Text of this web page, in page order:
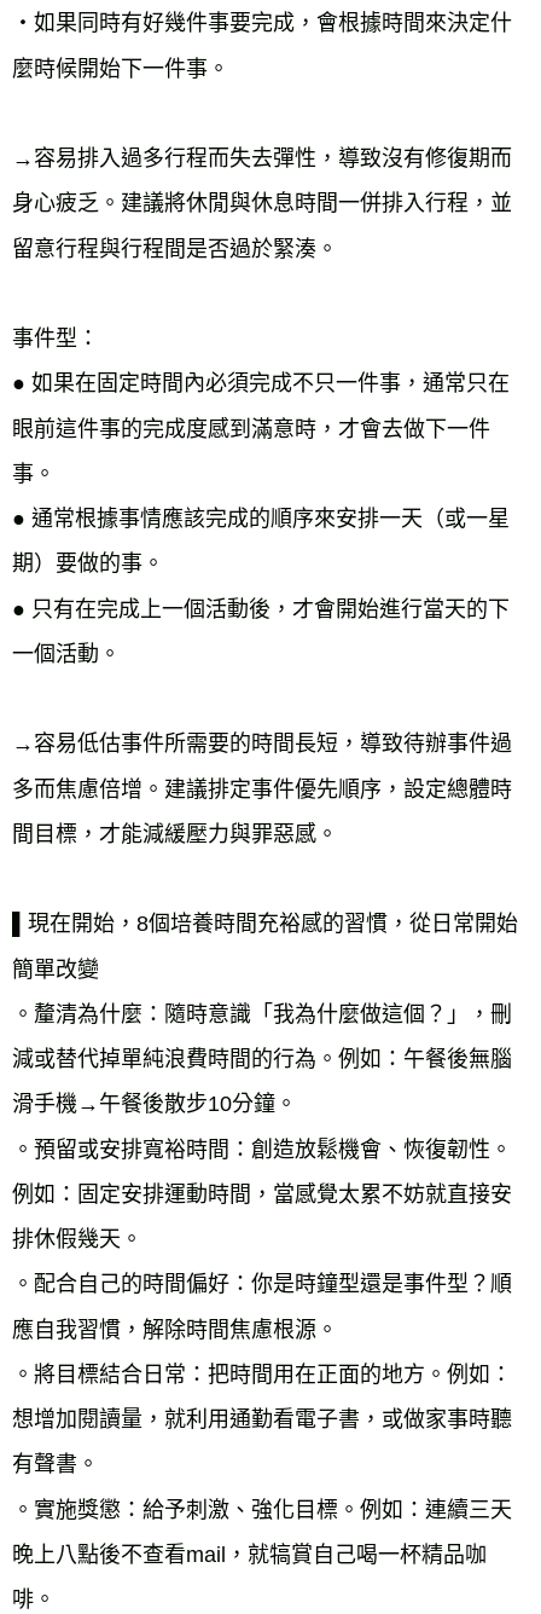
‧如果同時有好幾件事要完成，會根據時間來決定什
麼時候開始下一件事。
→容易排入過多行程而失去彈性，導致沒有修復期而
身心疲乏。建議將休閒與休息時間一併排入行程，並
留意行程與行程間是否過於緊湊。
● 如果在固定時間內必須完成不只一件事，通常只在
眼前這件事的完成度感到滿意時，才會去做下一件
● 通常根據事情應該完成的順序來安排一天（或一星
● 只有在完成上一個活動後，才會開始進行當天的下
一個活動。
→容易低估事件所需要的時間長短，導致待辦事件過
多而焦慮倍增。建議排定事件優先順序，設定總體時
間目標，才能減緩壓力與罪惡感。
▌現在開始，8個培養時間充裕感的習慣，從日常開始
簡單改變
。釐清為什麼：隨時意識「我為什麼做這個？」，刪
減或替代掉單純浪費時間的行為。例如：午餐後無腦
滑手機→午餐後散步10分鐘。
。預留或安排寬裕時間：創造放鬆機會、恢復韌性。
例如：固定安排運動時間，當感覺太累不妨就直接安
排休假幾天。
。配合自己的時間偏好：你是時鐘型還是事件型？順
應自我習慣，解除時間焦慮根源。
。將目標結合日常：把時間用在正面的地方。例如：
想增加閱讀量，就利用通勤看電子書，或做家事時聽
有聲書。
。實施獎懲：給予刺激、強化目標。例如：連續三天
晚上八點後不查看mail，就犒賞自己喝一杯精品咖
啡。